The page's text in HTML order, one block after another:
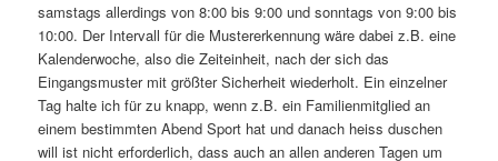
samstags allerdings von 8:00 bis 9:00 und sonntags von 9:00 bis
10:00. Der Intervall für die Mustererkennung wäre dabei z.B. eine
Kalenderwoche, also die Zeiteinheit, nach der sich das
Eingangsmuster mit größter Sicherheit wiederholt. Ein einzelner
Tag halte ich für zu knapp, wenn z.B. ein Familienmitglied an
einem bestimmten Abend Sport hat und danach heiss duschen
will ist nicht erforderlich, dass auch an allen anderen Tagen um